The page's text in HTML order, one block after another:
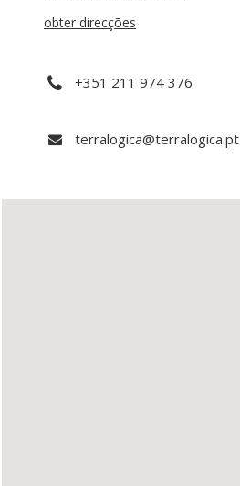
obter direcções
+351 211 974 376
terralogica@terralogica.pt